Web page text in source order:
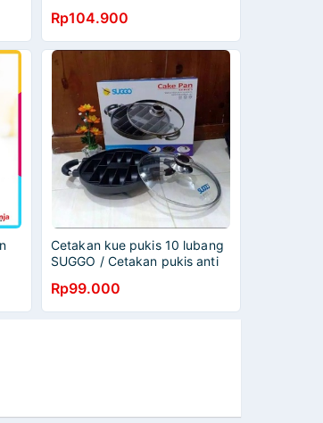
Rp104.900
Cetakan kue pukis 10 lubang
SUGGO / Cetakan pukis anti
cetakan pancong
Rp99.000